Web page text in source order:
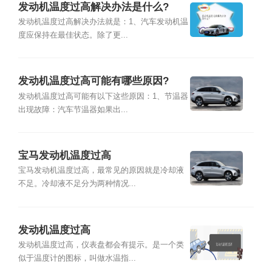
发动机温度过高解决办法是什么?
发动机温度过高解决办法就是：1、汽车发动机温
度应保持在最佳状态。除了更...
发动机温度过高可能有哪些原因?
发动机温度过高可能有以下这些原因：1、节温器
出现故障：汽车节温器如果出...
宝马发动机温度过高
宝马发动机温度过高，最常见的原因就是冷却液
不足。冷却液不足分为两种情况...
发动机温度过高
发动机温度过高，仪表盘都会有提示。是一个类
似于温度计的图标，叫做水温指...